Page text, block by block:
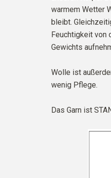
warmem Wetter
bleibt.
Feuchtigkeit von
Gewichts
Wolle ist
wenig Pflege.
Das Garn ist